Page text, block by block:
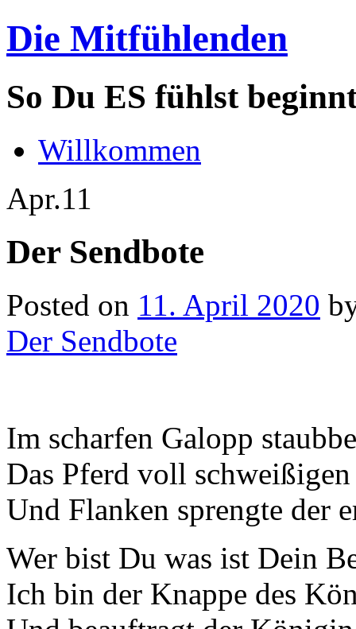
Die Mitfühlenden
So Du ES fühlst
Willkommen
Apr.11
Der Sendbote
Posted on 11. April 2020
Der Sendbote
Im scharfen Galopp
Das Pferd voll
Und Flanken sprengte der
Wer bist Du was ist Dein
Ich bin der Knappe des